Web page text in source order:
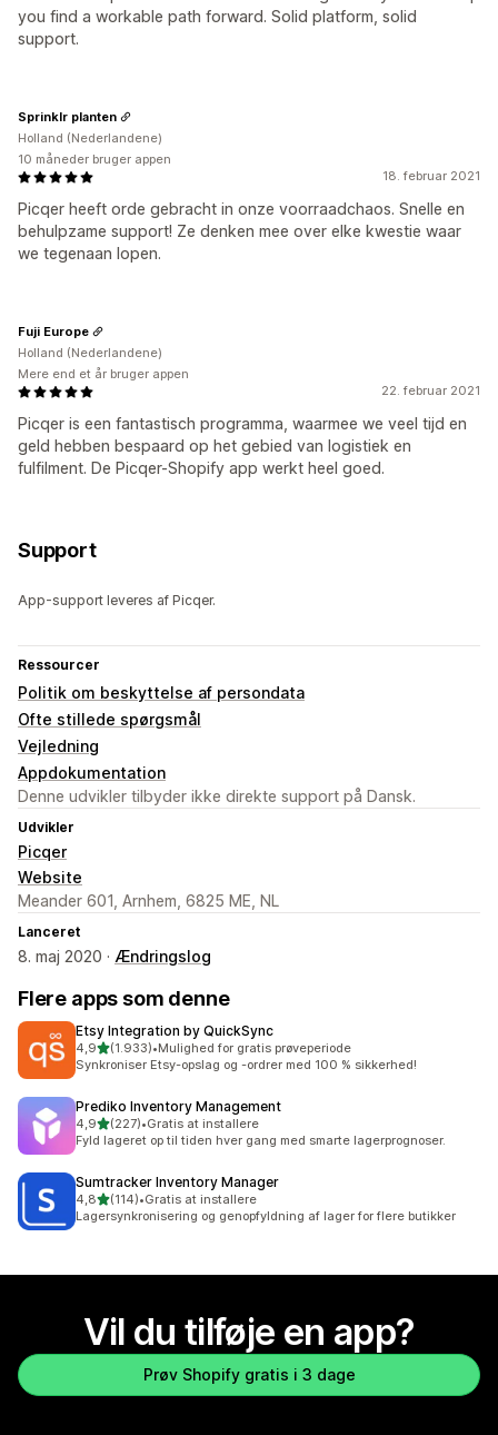
you find a workable path forward. Solid platform, solid
support.
18. februar 2021
Picqer heeft orde gebracht in onze voorraadchaos. Snelle en
behulpzame support! Ze denken mee over elke kwestie waar
we tegenaan lopen.
Sprinklr planten
Holland (Nederlandene)
10 måneder bruger appen
22. februar 2021
Picqer is een fantastisch programma, waarmee we veel tijd en
geld hebben bespaard op het gebied van logistiek en
fulfilment. De Picqer-Shopify app werkt heel goed.
Fuji Europe
Holland (Nederlandene)
Mere end et år bruger appen
Support
App-support leveres af Picqer.
Ressourcer
Politik om beskyttelse af persondata
Ofte stillede spørgsmål
Vejledning
Appdokumentation
Denne udvikler tilbyder ikke direkte support på Dansk.
Udvikler
Picqer
Website
Meander 601, Arnhem, 6825 ME, NL
Lanceret
8. maj 2020 · Ændringslog
Flere apps som denne
Etsy Integration by QuickSync
4,9ud af 5 stjerner
(1.933)
1933 anmeldelser i alt
•Mulighed for gratis prøveperiode
Synkroniser Etsy-opslag og -ordrer med 100 % sikkerhed!
Prediko Inventory Management
4,9ud af 5 stjerner
(227)
227 anmeldelser i alt
•Gratis at installere
Fyld lageret op til tiden hver gang med smarte lagerprognoser.
Sumtracker Inventory Manager
4,8ud af 5 stjerner
(114)
114 anmeldelser i alt
•Gratis at installere
Lagersynkronisering og genopfyldning af lager for flere butikker
Vil du tilføje en app?
Prøv Shopify gratis i 3 dage